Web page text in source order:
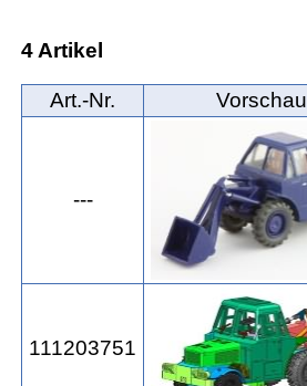
4 Artikel
Art.‑Nr. Vorschau
---
111203751